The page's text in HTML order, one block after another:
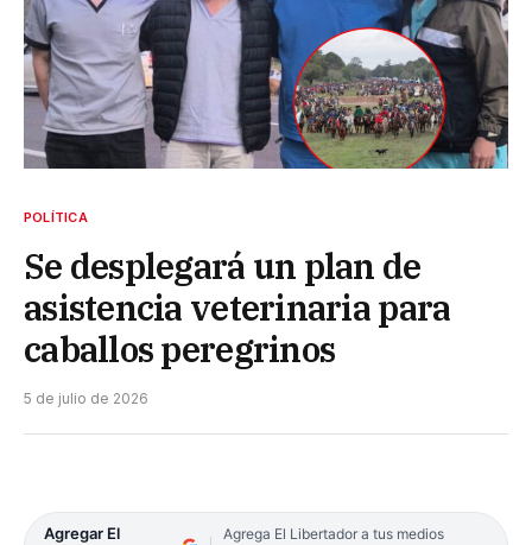
POLÍTICA
Se desplegará un plan de
asistencia veterinaria para
caballos peregrinos
5 de julio de 2026
Agregar El
Agrega El Libertador a tus medios